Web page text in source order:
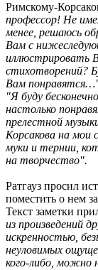
Римскому-
профессор! Не
менее, решаюсь
Вам с
иллюстрировать
стихотворений?
Вам
"Я буду
настолько
прелестной
Корсакова на мои
муки и тернии,
на творчество".
Ратгауз просил
поместить о нем
Текст заметки
из произведений
искренностью,
неуловимых
кого-либо, можно